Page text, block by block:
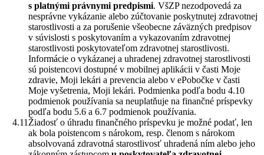
s platnými právnymi predpismi. VšZP nezodpovedá za
nesprávne vykázanie alebo zúčtovanie poskytnutej zdravotnej
starostlivosti a za porušenie všeobecne záväzných predpisov
v súvislosti s poskytovaním a vykazovaním zdravotnej
starostlivosti poskytovateľom zdravotnej starostlivosti.
Informácie o vykázanej a uhradenej zdravotnej starostlivosti
sú poistencovi dostupné v mobilnej aplikácii v časti Moje
zdravie, Moji lekári a prevencia alebo v ePobočke v časti
Moje vyšetrenia, Moji lekári. Podmienka podľa bodu 4.10
podmienok používania sa neuplatňuje na finančné príspevky
podľa bodu 5.6 a 6.7 podmienok používania.
Žiadosť o úhradu finančného príspevku je možné podať, len
ak bola poistencom s nárokom, resp. členom s nárokom
absolvovaná zdravotná starostlivosť uhradená ním alebo jeho